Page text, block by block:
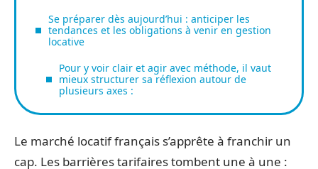
Se préparer dès aujourd’hui : anticiper les
tendances et les obligations à venir en gestion
locative
Pour y voir clair et agir avec méthode, il vaut
mieux structurer sa réflexion autour de
plusieurs axes :
Le marché locatif français s’apprête à franchir un
cap. Les barrières tarifaires tombent une à une :